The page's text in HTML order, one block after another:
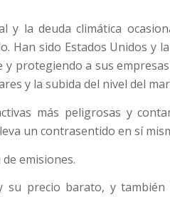
y la deuda climática
Han sido Estados Unidos y
protegiendo a sus
y la subida del nivel del
más peligrosas y
un contrasentido en sí
emisiones.
precio barato, y también